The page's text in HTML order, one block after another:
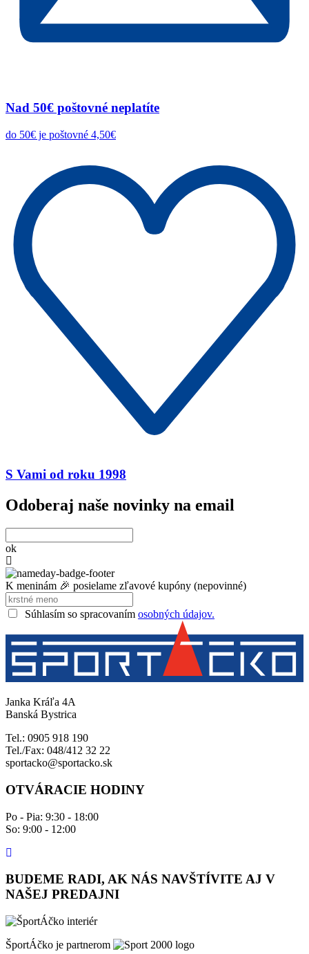
Nad 50€ poštovné neplatíte
do 50€ je poštovné 4,50€
S Vami od roku 1998
Odoberaj naše novinky na email
ok
K meninám 🎉 posielame zľavové kupóny (nepovinné)
Súhlasím so spracovaním osobných údajov.
Janka Kráľa 4A
Banská Bystrica
Tel.: 0905 918 190
Tel./Fax: 048/412 32 22
sportacko@sportacko.sk
OTVÁRACIE HODINY
Po - Pia: 9:30 - 18:00
So: 9:00 - 12:00
BUDEME RADI, AK NÁS NAVŠTÍVITE AJ V
NAŠEJ PREDAJNI
ŠportÁčko je partnerom